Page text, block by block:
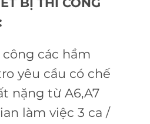
các hầm
yêu cầu có chế
nặng từ A6,A7
làm việc 3 ca /